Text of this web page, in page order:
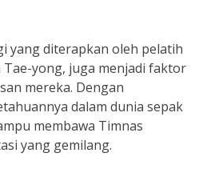
yang diterapkan oleh pelatih
Tae-yong, juga menjadi faktor
mereka. Dengan
dalam dunia sepak
membawa Timnas
yang gemilang.